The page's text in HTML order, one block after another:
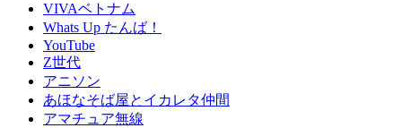
VIVAベトナム
Whats Up たんば！
YouTube
Z世代
アニソン
あほなそば屋とイカレタ仲間
アマチュア無線